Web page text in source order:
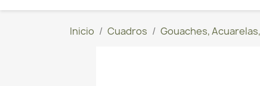
Inicio Cuadros Gouaches,